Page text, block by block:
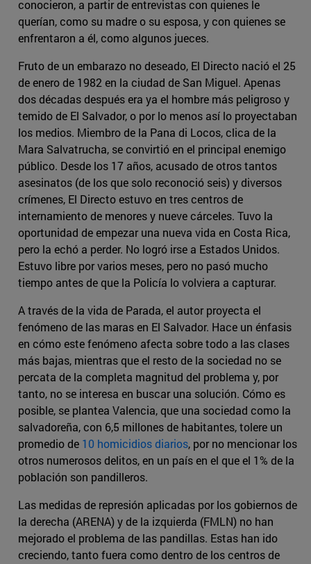
conocieron, a partir de entrevistas con quienes le
querían, como su madre o su esposa, y con quienes se
enfrentaron a él, como algunos jueces.
Fruto de un embarazo no deseado, El Directo nació el 25
de enero de 1982 en la ciudad de San Miguel. Apenas
dos décadas después era ya el hombre más peligroso y
temido de El Salvador, o por lo menos así lo proyectaban
los medios. Miembro de la Pana di Locos, clica de la
Mara Salvatrucha, se convirtió en el principal enemigo
público. Desde los 17 años, acusado de otros tantos
asesinatos (de los que solo reconoció seis) y diversos
crímenes, El Directo estuvo en tres centros de
internamiento de menores y nueve cárceles. Tuvo la
oportunidad de empezar una nueva vida en Costa Rica,
pero la echó a perder. No logró irse a Estados Unidos.
Estuvo libre por varios meses, pero no pasó mucho
tiempo antes de que la Policía lo volviera a capturar.
A través de la vida de Parada, el autor proyecta el
fenómeno de las maras en El Salvador. Hace un énfasis
en cómo este fenómeno afecta sobre todo a las clases
más bajas, mientras que el resto de la sociedad no se
percata de la completa magnitud del problema y, por
tanto, no se interesa en buscar una solución. Cómo es
posible, se plantea Valencia, que una sociedad como la
salvadoreña, con 6,5 millones de habitantes, tolere un
promedio de 10 homicidios diarios, por no mencionar los
otros numerosos delitos, en un país en el que el 1% de la
población son pandilleros.
Las medidas de represión aplicadas por los gobiernos de
la derecha (ARENA) y de la izquierda (FMLN) no han
mejorado el problema de las pandillas. Estas han ido
creciendo, tanto fuera como dentro de los centros de